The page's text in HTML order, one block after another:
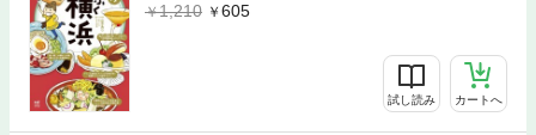
1,210
605
試し読み カートへ